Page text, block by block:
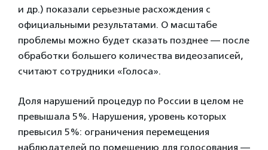
и др.) показали серьезные расхождения с
официальными результатами. О масштабе
проблемы можно будет сказать позднее — после
обработки большего количества видеозаписей,
считают сотрудники «Голоса».
Доля нарушений процедур по России в целом не
превышала 5%. Нарушения, уровень которых
превысил 5%: ограничения перемещения
наблюдателей по помещению для голосования —